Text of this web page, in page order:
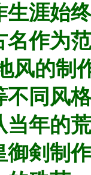
生涯始
名作为
风的制
不同风
当年的
御剣制